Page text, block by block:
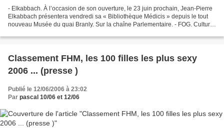
- Elkabbach. À l’occasion de son ouverture, le 23 juin prochain, Jean-Pierre
Elkabbach présentera vendredi sa « Bibliothèque Médicis » depuis le tout
nouveau Musée du quai Branly. Sur la chaîne Parlementaire. - FOG. Culture
Classement FHM, les 100 filles les plus sexy
2006 ... (presse )
Publié le 12/06/2006 à 23:02
Par pascal 10/06 et 12/06